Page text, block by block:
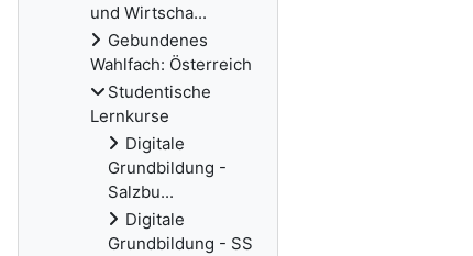
und Wirtscha...
Gebundenes
Wahlfach: Österreich
Studentische
Lernkurse
Digitale
Grundbildung -
Salzbu...
Digitale
Grundbildung - SS